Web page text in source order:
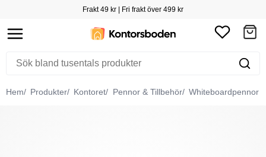
Frakt 49 kr | Fri frakt över 499 kr
Hem Produkter Kontoret Pennor & Tillbehör Whiteboardpennor